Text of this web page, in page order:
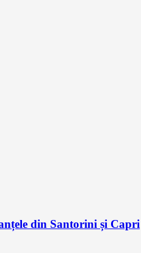
din Santorini și Capri